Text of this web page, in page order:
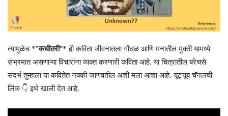
त्यामुळेच *“कधीतरी”* ही कविता जीवनातला गोंधळ आणि मनातील मुक्ती यामध्ये
संभ्रमात असणाऱ्या विचारांना व्यक्त करणारी कविता आहे. या चित्रातील बरेचसे
संदर्भ तुम्हाला या कवितेत नक्की जाणवतील अशी मला आशा आहे. यूट्यूब चॅनलची
लिंक 👇 इथे खाली देत आहे.